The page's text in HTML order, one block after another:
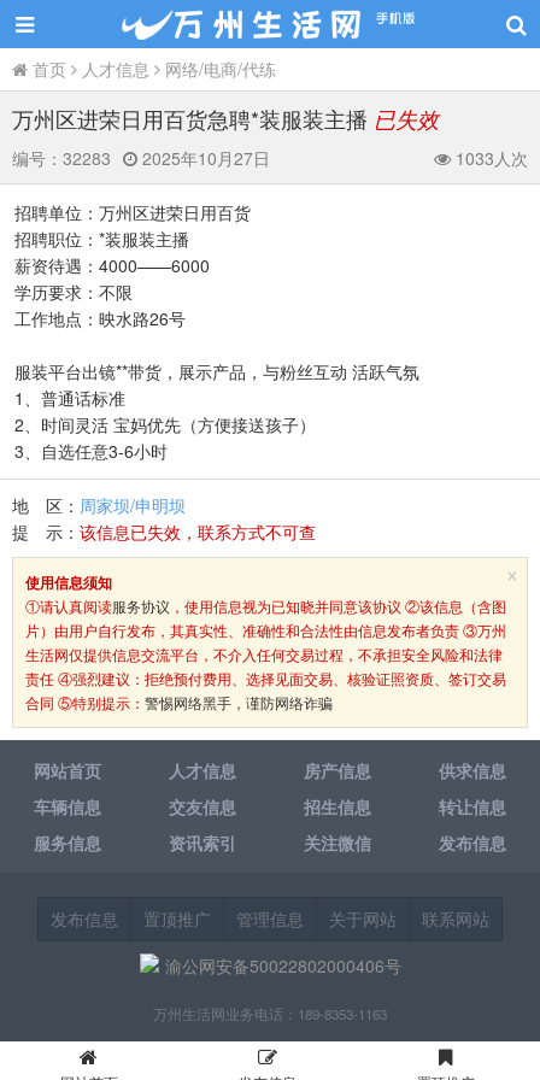
首页 人才信息 网络/电商/代练
万州区进荣日用百货急聘*装服装主播 已失效
编号： 32283 2025年10月27日 1033人次
招聘单位：万州区进荣日用百货
招聘职位：*装服装主播
薪资待遇：4000——6000
学历要求：不限
工作地点：映水路26号
服装平台出镜**带货，展示产品，与粉丝互动 活跃气氛
1、普通话标准
2、时间灵活 宝妈优先（方便接送孩子）
3、自选任意3-6小时
地 区： 周家坝/申明坝
提 示： 该信息已失效，联系方式不可查
×
使用信息须知
①请认真阅读服务协议 ，使用信息视为已知晓并同意该协议 ②该信息（含图
片）由用户自行发布，其真实性、准确性和合法性由信息发布者负责 ③万州
生活网仅提供信息交流平台，不介入任何交易过程，不承担安全风险和法律
责任 ④强烈建议：拒绝预付费用、选择见面交易、核验证照资质、签订交易
合同 ⑤特别提示： 警惕网络黑手，谨防网络诈骗
网站首页 人才信息 房产信息
供求信息
车辆信息
交友信息 招生信息
转让信息
服务信息
资讯索引 关注微信 发布信息
发布信息 置顶推广 管理信息 关于网站
联系网站
渝公网安备50022802000406号
万州生活网业务电话：189-8353-1163